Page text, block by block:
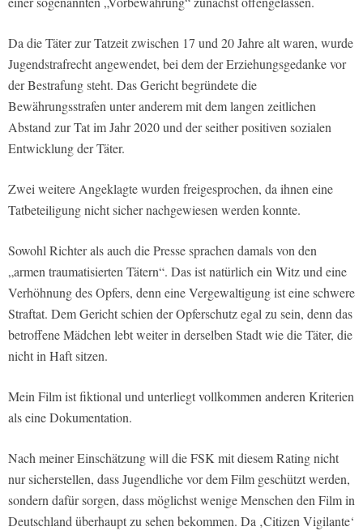
Da die Täter zur Tatzeit zwischen 17 und 20 Jahre alt waren, wurde
Jugendstrafrecht angewendet, bei dem der Erziehungsgedanke vor
der Bestrafung steht. Das Gericht begründete die
Bewährungsstrafen unter anderem mit dem langen zeitlichen
Abstand zur Tat im Jahr 2020 und der seither positiven sozialen
Entwicklung der Täter.
Zwei weitere Angeklagte wurden freigesprochen, da ihnen eine
Tatbeteiligung nicht sicher nachgewiesen werden konnte.
Sowohl Richter als auch die Presse sprachen damals von den
„armen traumatisierten Tätern“. Das ist natürlich ein Witz und eine
Verhöhnung des Opfers, denn eine Vergewaltigung ist eine schwere
Straftat. Dem Gericht schien der Opferschutz egal zu sein, denn das
betroffene Mädchen lebt weiter in derselben Stadt wie die Täter, die
nicht in Haft sitzen.
Mein Film ist fiktional und unterliegt vollkommen anderen Kriterien
als eine Dokumentation.
Nach meiner Einschätzung will die FSK mit diesem Rating nicht
nur sicherstellen, dass Jugendliche vor dem Film geschützt werden,
sondern dafür sorgen, dass möglichst wenige Menschen den Film in
Deutschland überhaupt zu sehen bekommen. Da ‚Citizen Vigilante‘